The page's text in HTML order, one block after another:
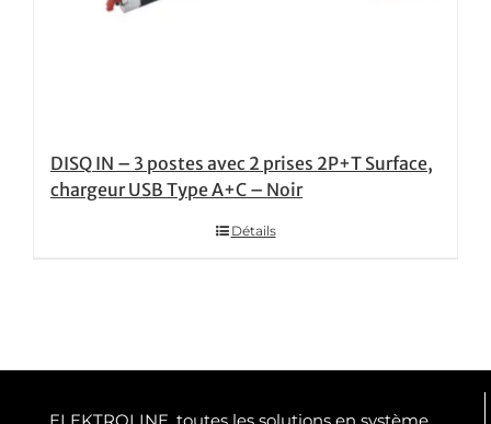
DISQ IN – 3 postes avec 2 prises 2P+T Surface,
chargeur USB Type A+C – Noir
Détails